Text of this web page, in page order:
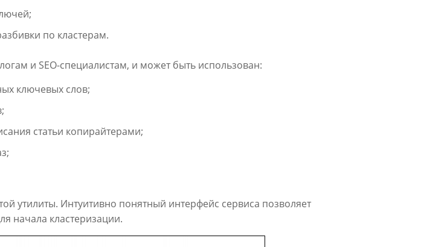
по кластерам.
и SEO-специалистам, и может быть использован:
ключевых слов;
статьи копирайтерами;
утилиты. Интуитивно понятный интерфейс сервиса позволяет
начала кластеризации.